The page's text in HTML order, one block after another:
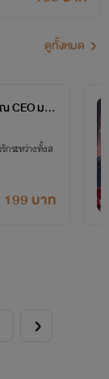
ดูทั้งหมด
CEO มา
กระหว่างทั้งส
199 บาท